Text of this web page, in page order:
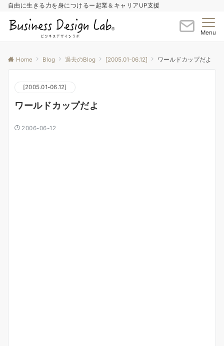
自由に生きる力を身につけるー起業＆キャリアUP支援
Menu
Home Blog 過去のBlog [2005.01-06.12] ワールドカップだよ
[2005.01-06.12]
ワールドカップだよ
2006-06-12